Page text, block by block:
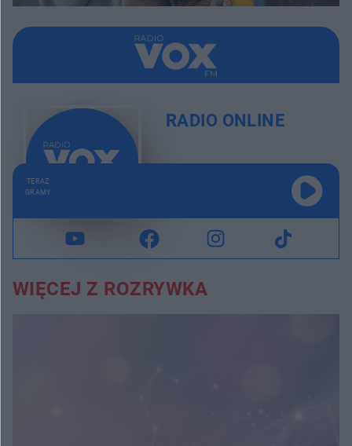
RADIO ONLINE
TERAZ
GRAMY
WIĘCEJ Z ROZRYWKA